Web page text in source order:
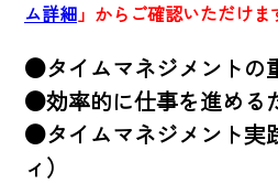
ム詳細」からご確認いただけま
●タイムマネジメントの
●効率的に仕事を進める
●タイムマネジメント実
ィ）